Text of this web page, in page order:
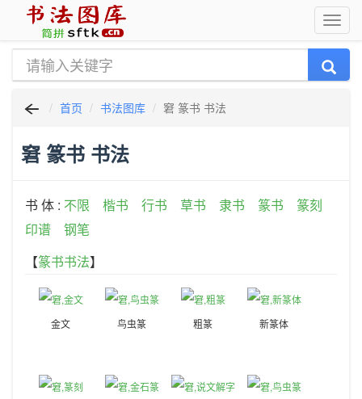
首页 书法图库 窘 篆书 书法
窘 篆书 书法
书 体 : 不限 楷书 行书 草书 隶书 篆书
篆刻
印谱
钢笔
【篆书书法】
金文 鸟虫篆 粗篆 新篆体